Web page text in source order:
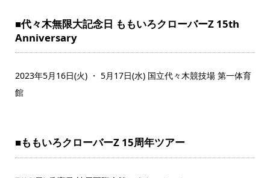
■代々木無限大記念日 ももいろクローバーZ 15th
Anniversary
2023年5月16日(火) ・ 5月17日(水) 国立代々木競技場 第一体育
館
■ももいろクローバーZ 15周年ツアー